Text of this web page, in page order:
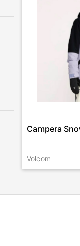
Campera
Volcom